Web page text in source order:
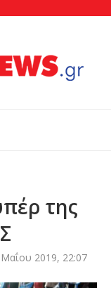
της
Μαΐου 2019, 22:07